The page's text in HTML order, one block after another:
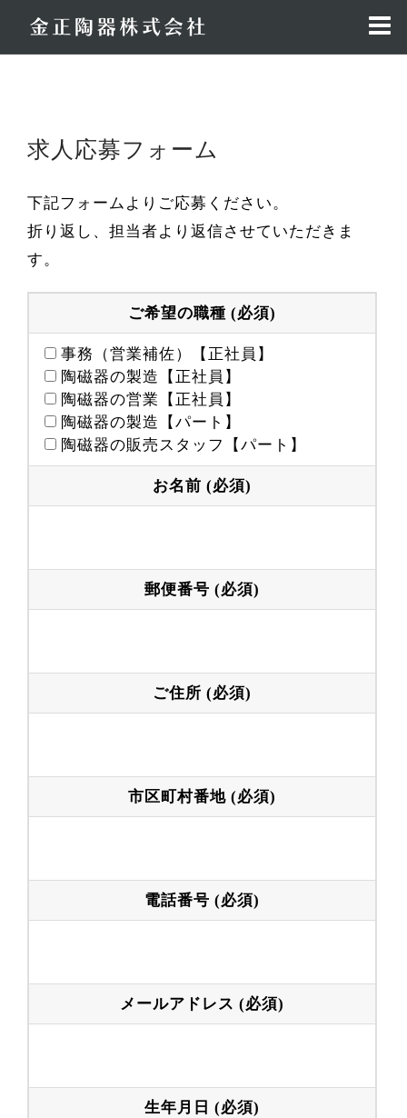
テ
求人応募フォーム
下記フォームよりご応募ください。
折り返し、担当者より返信させていただきま
す。
ご希望の職種 (必須)
事務（営業補佐）【正社員】
陶磁器の製造【正社員】
陶磁器の営業【正社員】
陶磁器の製造【パート】
陶磁器の販売スタッフ【パート】
お名前 (必須)
郵便番号 (必須)
ご住所 (必須)
市区町村番地 (必須)
電話番号 (必須)
メールアドレス (必須)
生年月日 (必須)